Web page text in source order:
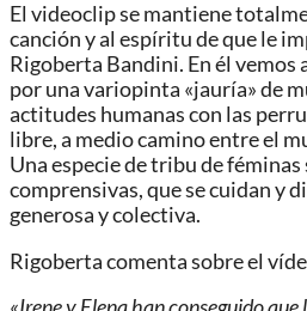
El videoclip se mantiene
canción y al espíritu de que le
Rigoberta Bandini. En él vemos
por una variopinta «jauría» de
actitudes humanas con las
libre, a medio camino entre el
Una especie de tribu de féminas
comprensivas, que se cuidan y
generosa y colectiva.
Rigoberta comenta sobre el